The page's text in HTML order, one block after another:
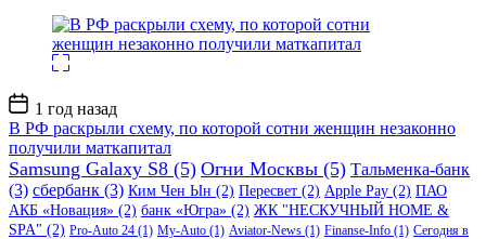
Дата
записи
1 год назад
В РФ раскрыли схему, по которой сотни женщин незаконно
получили маткапитал
Samsung Galaxy S8 (5) Огни Москвы (5) Тальменка-банк
(3) сбербанк (3) Ким Чен Ын (2) Пересвет (2) Apple Pay (2) ПАО
АКБ «Новация» (2) банк «Югра» (2) ЖК "НЕСКУЧНЫЙ HOME &
SPA" (2) Pro-Auto 24 (1) My-Auto (1) Aviator-News (1) Finanse-Info (1) Сегодня в